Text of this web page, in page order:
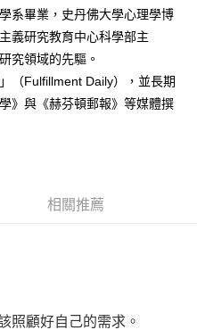
系畢業，史丹佛大學心理學博
義研究教育中心科學部主
究領域的先驅。
（Fulfillment Daily），並長期
》與《赫芬頓郵報》等媒體撰
相關推薦
照顧好自己的需求。